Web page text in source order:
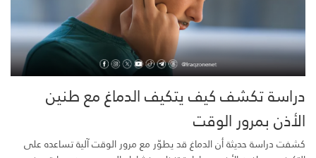
دراسة تكشف كيف يتكيف الدماغ مع طنين
الأذن بمرور الوقت
كشفت دراسة حديثة أن الدماغ قد يطوّر مع مرور الوقت آلية تساعده على